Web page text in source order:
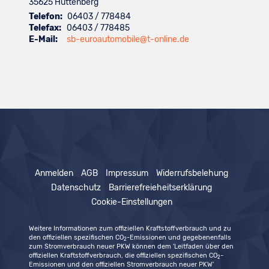
Telefon: 06403 / 778484
Telefax: 06403 / 778485
E-Mail:
sb-euroautomobile@t-online.de
Anmelden AGB Impressum
Widerrufsbelehung
Datenschutz
Barrierefreieheitserklärung
Cookie-Einstellungen
Weitere Informationen zum offiziellen Kraftstoffverbrauch und zu
den offiziellen spezifischen CO2-Emissionen und gegebenenfalls
zum Stromverbrauch neuer PKW können dem 'Leitfaden über den
offiziellen Kraftstoffverbrauch, die offiziellen spezifischen CO2-
Emissionen und den offiziellen Stromverbrauch neuer PKW'